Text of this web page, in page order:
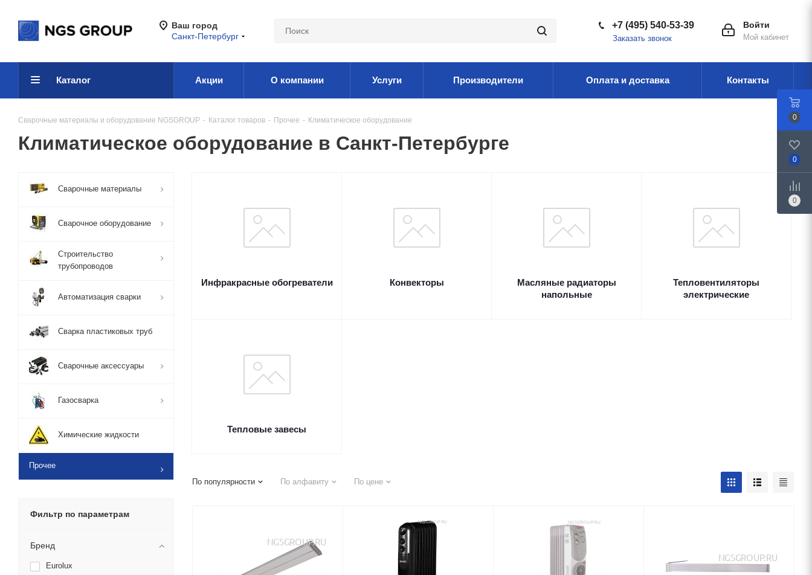
Ваш город
Санкт-Петербург
Войти
Мой кабинет
+7 (495) 540-53-39
Заказать звонок
Каталог Акции О компании Услуги Производители Оплата и доставка Контакты
Сварочные материалы и оборудование NGSGROUP - Каталог товаров - Прочее - Климатическое оборудование
Климатическое оборудование в Санкт-Петербурге
Инфракрасные обогреватели Конвекторы
Масляные радиаторы
напольные
Тепловентиляторы
электрические
Тепловые завесы
По популярности По алфавиту По цене
Сварочные материалы
Сварочное оборудование
Строительство
трубопроводов
Автоматизация сварки
Сварка пластиковых труб
Сварочные аксессуары
Газосварка
Химические жидкости
Прочее
Фильтр по параметрам
Бренд
Eurolux
0
0
0